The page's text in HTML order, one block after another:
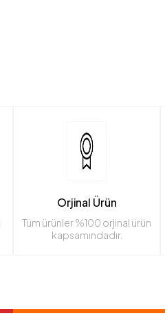
Orjinal Ürün
Tüm ürünler %100 orjinal ürün
kapsamındadır.